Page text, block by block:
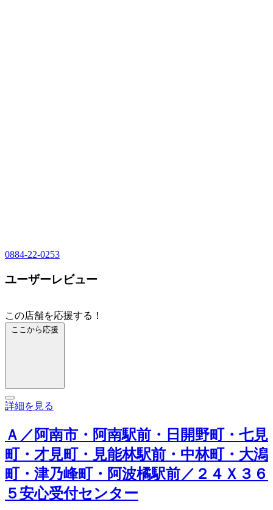
0884-22-0253
ユーザーレビュー
この店舗を応援する！
ここから応援
詳細を見る
Ａ／阿南市・阿南駅前・日開野町・七見
町・才見町・見能林駅前・中林町・大潟
町・津乃峰町・阿波橘駅前／２４Ｘ３６
５安心受付センター